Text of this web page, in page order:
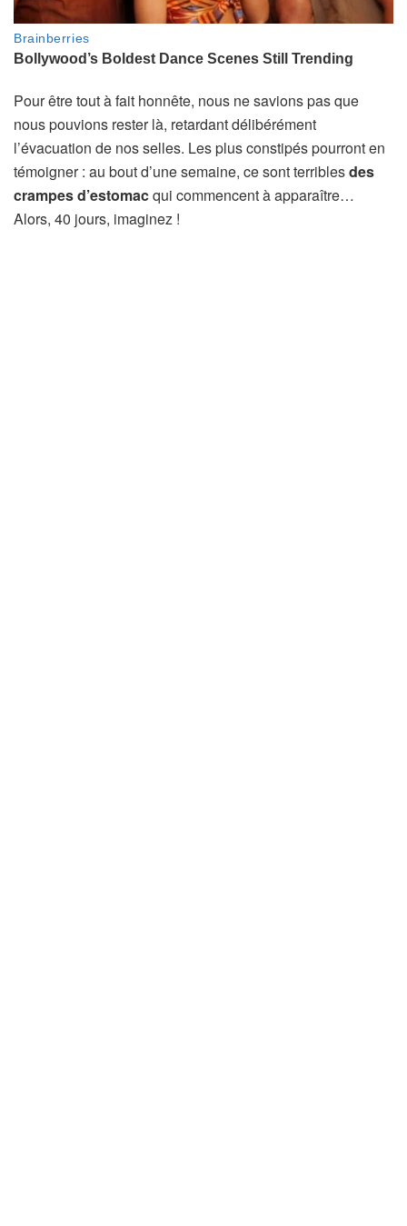
Pour être tout à fait honnête, nous ne savions pas que
nous pouvions rester là, retardant délibérément
l’évacuation de nos selles. Les plus constipés pourront en
témoigner : au bout d’une semaine, ce sont terriblesdes
crampes d’estomacqui commencent à apparaître…
Alors, 40 jours, imaginez !